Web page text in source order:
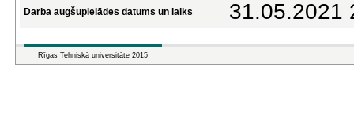
Darba augšupielādes datums un laiks 31.05.2021
Rīgas Tehniskā universitāte 2015